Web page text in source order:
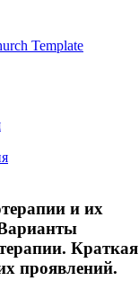
и их
Краткая
проявлений.